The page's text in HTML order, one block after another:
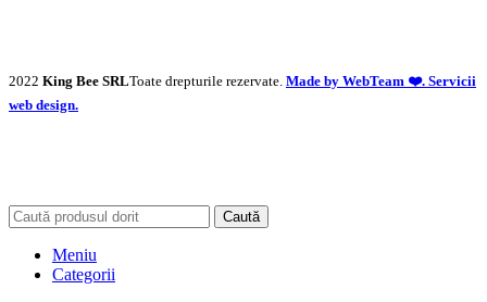
2022 King Bee SRLToate drepturile rezervate. Made by WebTeam ❤️. Servicii
web design.
Caută
Meniu
Categorii